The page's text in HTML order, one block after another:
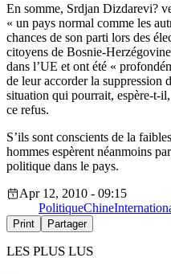
En somme, Srdjan Dizdarevi?
« un pays normal comme les
chances de son parti lors des
citoyens de Bosnie-
dans l’UE et ont été «
de leur accorder la suppression
situation qui pourrait, espère-t-
ce refus.
S’ils sont conscients de la
hommes espèrent néanmoins
politique dans le pays.
Apr 12, 2010 - 09:15
PolitiqueChine
Print Partager
LES PLUS LUS